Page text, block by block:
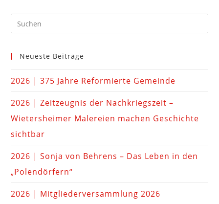
Neueste Beiträge
2026 | 375 Jahre Reformierte Gemeinde
2026 | Zeitzeugnis der Nachkriegszeit –
Wietersheimer Malereien machen Geschichte
sichtbar
2026 | Sonja von Behrens – Das Leben in den
„Polendörfern“
2026 | Mitgliederversammlung 2026